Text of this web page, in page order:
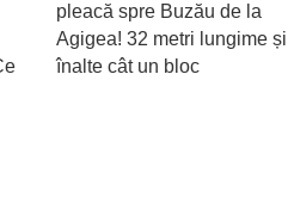
pleacă spre Buzău de la
Agigea! 32 metri lungime și
înalte cât un bloc